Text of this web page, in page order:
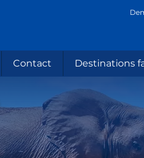
Contact Destinations